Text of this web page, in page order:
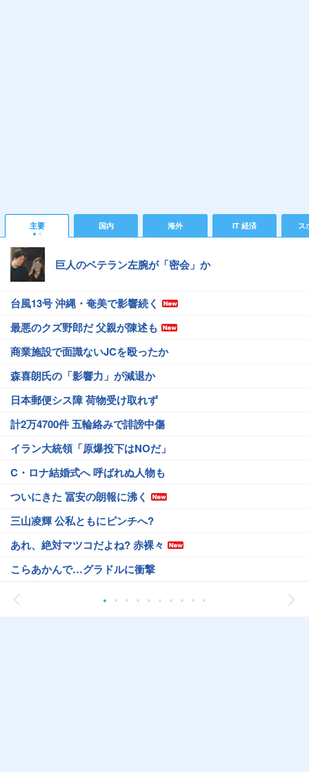
主要 国内 海外 IT 経済 ス
巨人のベテラン左腕が「密会」か
台風13号 沖縄・奄美で影響続く
最悪のクズ野郎だ 父親が陳述も
商業施設で面識ないJCを殴ったか
森喜朗氏の「影響力」が減退か
日本郵便シス障 荷物受け取れず
計2万4700件 五輪絡みで誹謗中傷
イラン大統領「原爆投下はNOだ」
C・ロナ結婚式へ 呼ばれぬ人物も
ついにきた 冨安の朗報に沸く
三山凌輝 公私ともにピンチへ?
あれ、絶対マツコだよね? 赤裸々
こらあかんで…グラドルに衝撃